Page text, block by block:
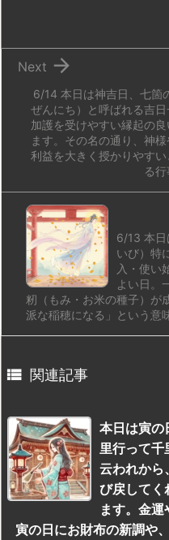
6/14 本日は神吉日、七箇
ぜんにち）と呼ばれる吉
加護を受けやすい縁起の
ます。その名の通り、神
利益を大きく授かりやす
る

Next
6/13 本日
いび）特
入・使い
よい日。
籾（もみ・お米の種子）が
派な稲穂になる」という意
 関連記事
本日は寅の
里行って千
云われから
び戻してく
ます。金運
寅の日にお財布の新調や